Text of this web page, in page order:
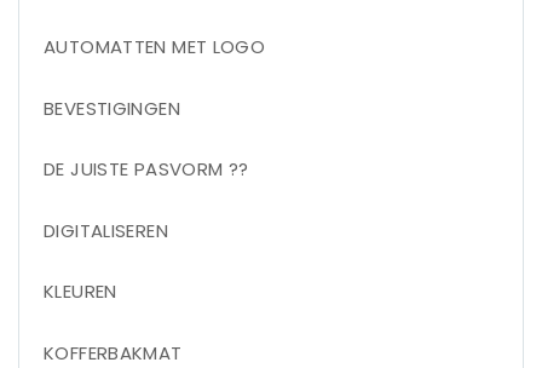
AUTOMATTEN MET LOGO
BEVESTIGINGEN
DE JUISTE PASVORM ??
DIGITALISEREN
KLEUREN
KOFFERBAKMAT